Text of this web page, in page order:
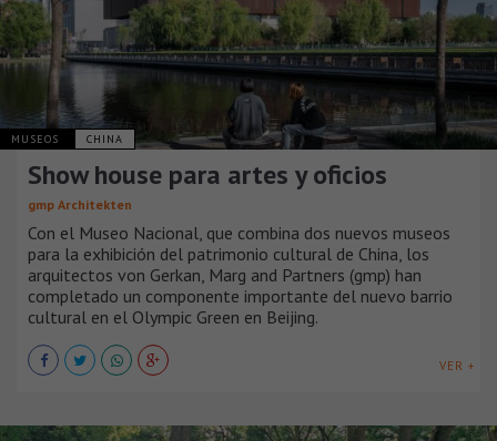
MUSEOS CHINA
Show house para artes y oficios
gmp Architekten
Con el Museo Nacional, que combina dos nuevos museos
para la exhibición del patrimonio cultural de China, los
arquitectos von Gerkan, Marg and Partners (gmp) han
completado un componente importante del nuevo barrio
cultural en el Olympic Green en Beijing.
VER +